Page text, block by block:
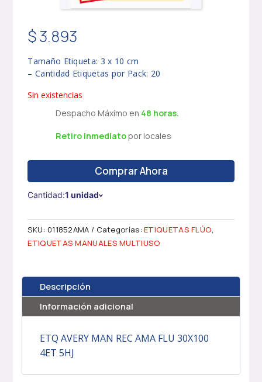
$3.893
Tamaño Etiqueta: 3 x 10 cm
– Cantidad Etiquetas por Pack: 20
Sin existencias
Despacho Máximo en 48 horas.
Retiro inmediatopor locales
Comprar Ahora
Cantidad:1 unidad
SKU: 011852AMA Categorías:ETIQUETAS FLÚO,
ETIQUETAS MANUALES MULTIUSO
Descripción
Información adicional
ETQ AVERY MAN REC AMA FLU 30X100
4ET 5HJ